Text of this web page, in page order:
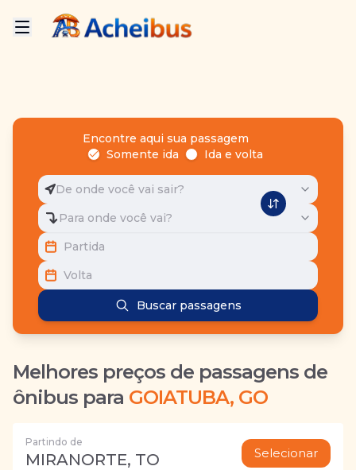
Encontre aqui sua passagem
Somente ida
Ida e volta
De onde você vai sair?
Para onde você vai?
Partida
Volta
Buscar passagens
Melhores preços de passagens de
ônibus para GOIATUBA, GO
Partindo de
MIRANORTE, TO Selecionar